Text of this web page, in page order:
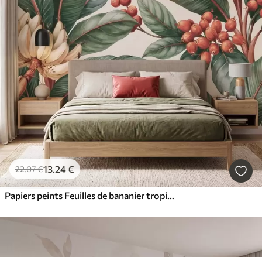
22.07€13.24€
Papiers peints Feuilles de bananier tropicales ornées de grappes de baies de café rouges, style aquarelle